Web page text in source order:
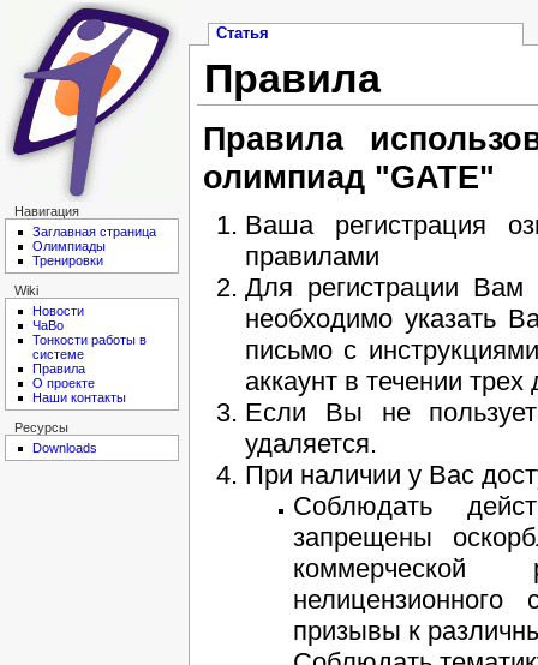
Навигация
Заглавная страница
Олимпиады
Тренировки
Wiki
Новости
ЧаВо
Тонкости работы в
системе
Правила
О проекте
Наши контакты
Ресурсы
Downloads
Статья
Правила
Правила
олимпиад "GATE"
Ваша регистрация
правилами
Для регистрации
необходимо указать
письмо с
аккаунт в течении
Если Вы не
удаляется.
При наличии у Вас
Соблюдать
запрещены
коммерческой
нелицензионного
призывы к